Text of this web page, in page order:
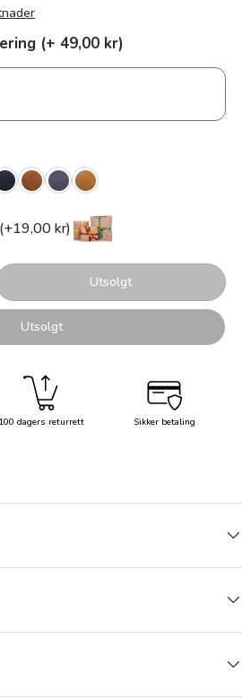
(+ 49,00 kr)
kr)
Utsolgt
Utsolgt
100 dagers returrett Sikker betaling